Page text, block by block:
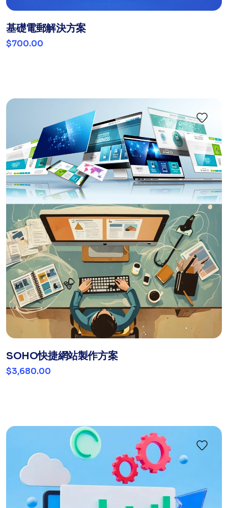
基礎電郵解決方案
$700.00
SOHO快捷網站製作方案
$3,680.00